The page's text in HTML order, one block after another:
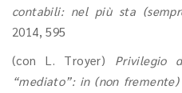
contabili: nel più sta
2014, 595
(con L. Troyer) Privilegio
“mediato”: in (non